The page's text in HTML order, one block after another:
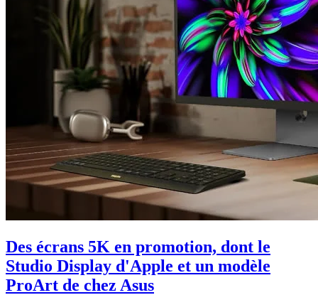
Des écrans 5K en promotion, dont le
Studio Display d'Apple et un modèle
ProArt de chez Asus